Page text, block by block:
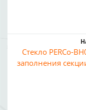
Стекло PERCo-
заполнения